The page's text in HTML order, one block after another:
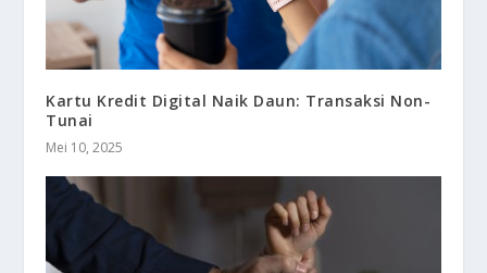
Kartu Kredit Digital Naik Daun: Transaksi Non-
Tunai
Mei 10, 2025